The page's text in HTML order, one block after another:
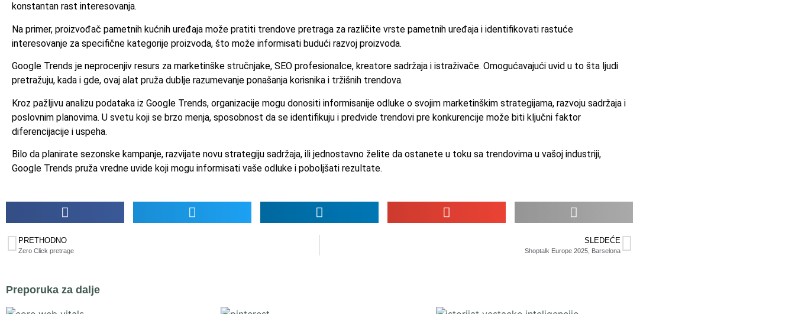
konstantan rast interesovanja.
Na primer, proizvođač pametnih kućnih uređaja može pratiti trendove pretraga za različite vrste pametnih uređaja i identifikovati rastuće
interesovanje za specifične kategorije proizvoda, što može informisati budući razvoj proizvoda.
Google Trends je neprocenjiv resurs za marketinške stručnjake, SEO profesionalce, kreatore sadržaja i istraživače. Omogućavajući uvid u to šta ljudi
pretražuju, kada i gde, ovaj alat pruža dublje razumevanje ponašanja korisnika i tržišnih trendova.
Kroz pažljivu analizu podataka iz Google Trends, organizacije mogu donositi informisanije odluke o svojim marketinškim strategijama, razvoju sadržaja i
poslovnim planovima. U svetu koji se brzo menja, sposobnost da se identifikuju i predvide trendovi pre konkurencije može biti ključni faktor
diferencijacije i uspeha.
Bilo da planirate sezonske kampanje, razvijate novu strategiju sadržaja, ili jednostavno želite da ostanete u toku sa trendovima u vašoj industriji,
Google Trends pruža vredne uvide koji mogu informisati vaše odluke i poboljšati rezultate.
PRETHODNO
Zero Click pretrage
SLEDEĆE
Shoptalk Europe 2025, Barselona
Preporuka za dalje